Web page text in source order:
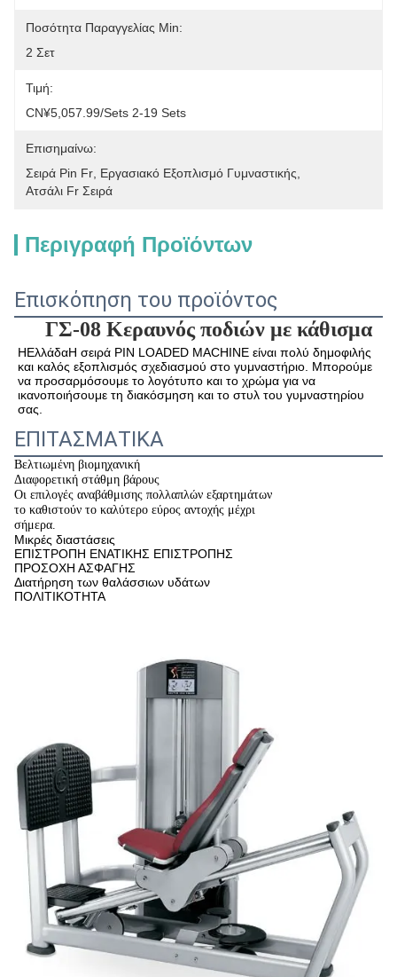
Ποσότητα Παραγγελίας Min:
2 Σετ
Τιμή:
CN¥5,057.99/sets 2-19 Sets
Επισημαίνω:
Σειρά Pin Fr Εργασιακό Εξοπλισμό Γυμναστικής
Ατσάλι Fr Σειρά
Περιγραφή Προϊόντων
Επισκόπηση του προϊόντος
ΓΣ-08 Κεραυνός ποδιών με κάθισμα
ΗΕλλάδαΗ σειρά PIN LOADED MACHINE είναι πολύ δημοφιλής
και καλός εξοπλισμός σχεδιασμού στο γυμναστήριο. Μπορούμε
να προσαρμόσουμε το λογότυπο και το χρώμα για να
ικανοποιήσουμε τη διακόσμηση και το στυλ του γυμναστηρίου
σας.
ΕΠΙΤΑΣΜΑΤΙΚΑ
Βελτιωμένη βιομηχανική
Διαφορετική στάθμη βάρους
Οι επιλογές αναβάθμισης πολλαπλών εξαρτημάτων
το καθιστούν το καλύτερο εύρος αντοχής μέχρι
σήμερα.
Μικρές διαστάσεις
ΕΠΙΣΤΡΟΠΗ ΕΝΑΤΙΚΗΣ ΕΠΙΣΤΡΟΠΗΣ
ΠΡΟΣΟΧΗ ΑΣΦΑΓΗΣ
Διατήρηση των θαλάσσιων υδάτων
ΠΟΛΙΤΙΚΟΤΗΤΑ